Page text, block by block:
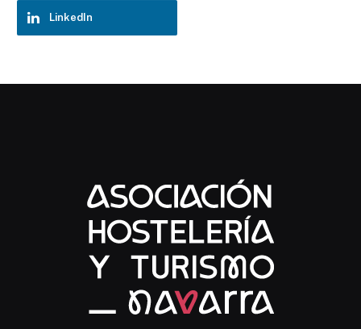
LinkedIn
Chatbot Hostelería Navarra
En línea